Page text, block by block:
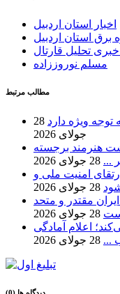
اخبار استان اردبیل
برق استان اردبیل
خبری تحلیل قارتال
مسلم نوروززاده
مطالب مرتبط
ویژه دارد 28
جولای 2026
هنرمند برجسته
... 28 جولای 2026
امنیت ملی و
28 جولای 2026
مقتدر و متحد
28 جولای 2026
ایجاد می‌کند؛ اعلام آمادگی
... 28 جولای 2026